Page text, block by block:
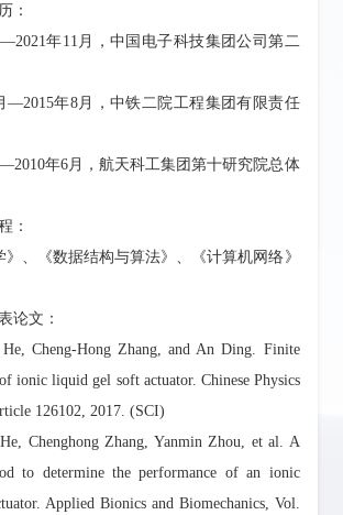
：
年11月，中国电子科技集团公司第二
—2015年8月，中铁二院工程集团有限责任
年6月，航天科工集团第十研究院总体
：
》、《数据结构与算法》、《计算机网络》
论文：
Cheng-Hong Zhang, and An Ding. Finite
ionic liquid gel soft actuator. Chinese Physics
126102, 2017. (SCI)
Chenghong Zhang, Yanmin Zhou, et al. A
to determine the performance of an ionic
Applied Bionics and Biomechanics, Vol.